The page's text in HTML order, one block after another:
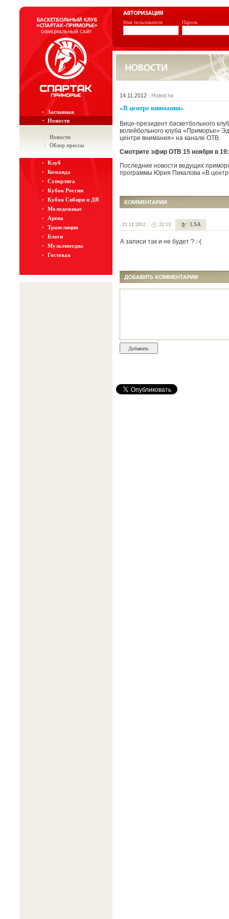
Имя пользователя Пароль
Заглавная
Новости
Новости
Обзор прессы
Клуб
Команда
Суперлига
Кубок России
Кубок Сибири и ДВ
Молодежные
Арена
Трансляция
Блоги
Мультимедиа
Гостевая
14.11.2012 | Новости
«В центре внимания»
Вице-президент баскетбольного
волейбольного клуба «Приморье»
центре внимания» на канале ОТВ.
Смотрите эфир ОТВ 15 ноября в
Последние новости ведущих
программы Юрия Пикалова «В
21.11.2012 22:13 LSA
А записи так и не будет ? :-(